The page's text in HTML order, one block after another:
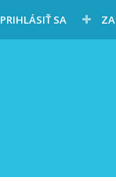
PRIHLÁSIŤ SA